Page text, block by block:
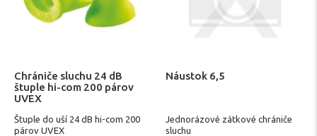
Chrániče sluchu 24 dB
štuple hi-com 200 párov
UVEX
Štuple do uší 24 dB hi-com 200
párov UVEX
Náustok 6,5
Jednorázové zátkové chrániče
sluchu